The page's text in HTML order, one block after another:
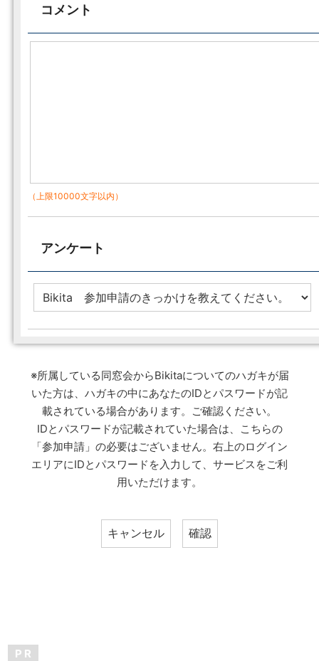
コメント
（上限10000文字以内）
アンケート
※所属している同窓会からBikitaについてのハガキが届
いた方は、ハガキの中にあなたのIDとパスワードが記
載されている場合があります。ご確認ください。
IDとパスワードが記載されていた場合は、こちらの
「参加申請」の必要はございません。右上のログイン
エリアにIDとパスワードを入力して、サービスをご利
用いただけます。
P R